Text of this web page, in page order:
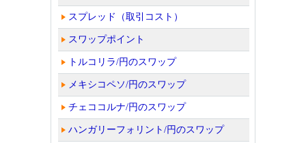
スプレッド（取引コスト）
スワップポイント
トルコリラ/円のスワップ
メキシコペソ/円のスワップ
チェココルナ/円のスワップ
ハンガリーフォリント/円のスワップ